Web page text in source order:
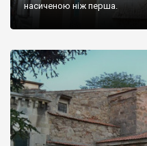
насиченою ніж перша.